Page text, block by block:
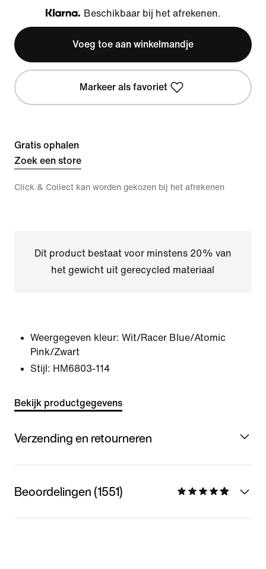
Klarna
Beschikbaar bij het afrekenen.
Voeg toe aan winkelmandje
Markeer als favoriet
Gratis ophalen
Zoek een store
Click & Collect kan worden gekozen bij het afrekenen
Dit product bestaat voor minstens 20% van
het gewicht uit gerecycled materiaal
Weergegeven kleur: Wit/Racer Blue/Atomic
Pink/Zwart
Stijl: HM6803-114
Bekijk productgegevens
Verzending en retourneren
Beoordelingen (1551)